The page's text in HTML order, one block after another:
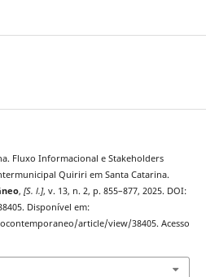
Fluxo Informacional e Stakeholders
Quiriri em Santa Catarina.
, [S. l.], v. 13, n. 2, p. 855–877, 2025. DOI:
Disponível em:
article/view/38405. Acesso